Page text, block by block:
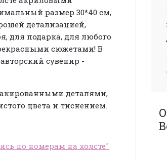
размер 30*40 см,
детализацией,
для подарка, для любого
сюжетами! В
сувенир -
деталями,
цвета и тиснением.
по номерам на холсте"